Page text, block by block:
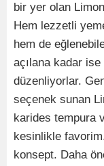
bir yer olan
Hem lezzetli
hem de
açılana kadar ise
düzenliyorlar.
seçenek sunan
karides tempura
kesinlikle
konsept. Daha